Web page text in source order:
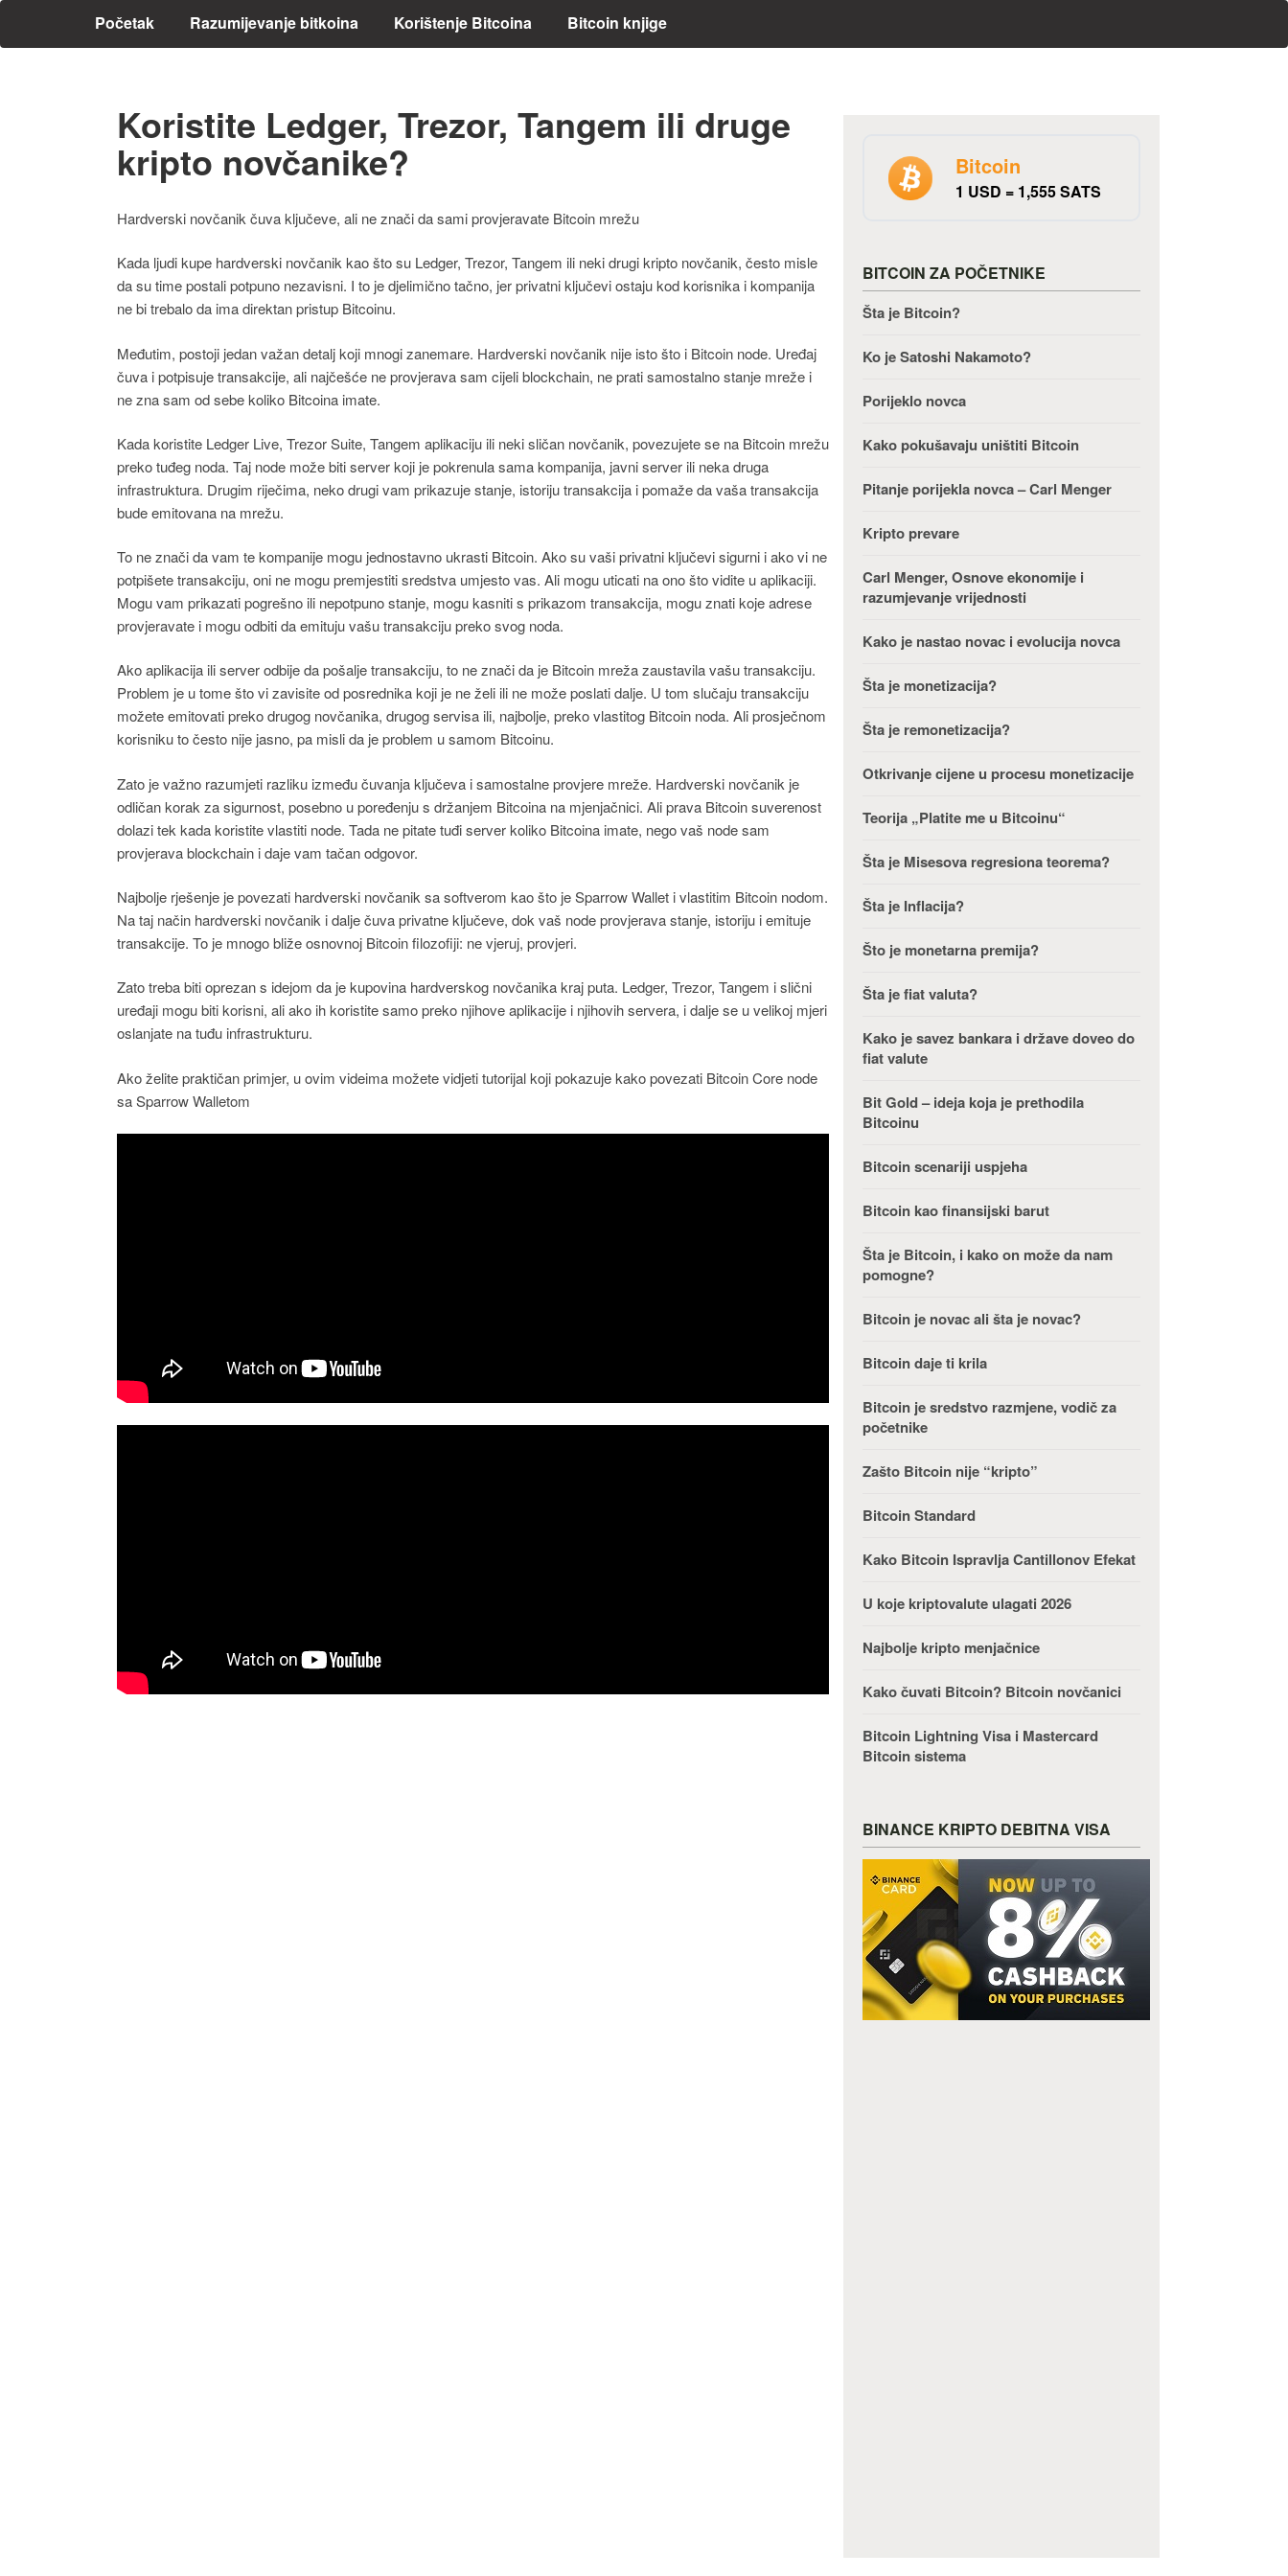
Početak Razumijevanje bitkoina Korištenje Bitcoina Bitcoin knjige
Koristite Ledger, Trezor, Tangem ili druge
kripto novčanike?
Hardverski novčanik čuva ključeve, ali ne znači da sami provjeravate Bitcoin mrežu
Kada ljudi kupe hardverski novčanik kao što su Ledger, Trezor, Tangem ili neki drugi kripto novčanik, često misle
da su time postali potpuno nezavisni. I to je djelimično tačno, jer privatni ključevi ostaju kod korisnika i kompanija
ne bi trebalo da ima direktan pristup Bitcoinu.
Međutim, postoji jedan važan detalj koji mnogi zanemare. Hardverski novčanik nije isto što i Bitcoin node. Uređaj
čuva i potpisuje transakcije, ali najčešće ne provjerava sam cijeli blockchain, ne prati samostalno stanje mreže i
ne zna sam od sebe koliko Bitcoina imate.
Kada koristite Ledger Live, Trezor Suite, Tangem aplikaciju ili neki sličan novčanik, povezujete se na Bitcoin mrežu
preko tuđeg noda. Taj node može biti server koji je pokrenula sama kompanija, javni server ili neka druga
infrastruktura. Drugim riječima, neko drugi vam prikazuje stanje, istoriju transakcija i pomaže da vaša transakcija
bude emitovana na mrežu.
To ne znači da vam te kompanije mogu jednostavno ukrasti Bitcoin. Ako su vaši privatni ključevi sigurni i ako vi ne
potpišete transakciju, oni ne mogu premjestiti sredstva umjesto vas. Ali mogu uticati na ono što vidite u aplikaciji.
Mogu vam prikazati pogrešno ili nepotpuno stanje, mogu kasniti s prikazom transakcija, mogu znati koje adrese
provjeravate i mogu odbiti da emituju vašu transakciju preko svog noda.
Ako aplikacija ili server odbije da pošalje transakciju, to ne znači da je Bitcoin mreža zaustavila vašu transakciju.
Problem je u tome što vi zavisite od posrednika koji je ne želi ili ne može poslati dalje. U tom slučaju transakciju
možete emitovati preko drugog novčanika, drugog servisa ili, najbolje, preko vlastitog Bitcoin noda. Ali prosječnom
korisniku to često nije jasno, pa misli da je problem u samom Bitcoinu.
Zato je važno razumjeti razliku između čuvanja ključeva i samostalne provjere mreže. Hardverski novčanik je
odličan korak za sigurnost, posebno u poređenju s držanjem Bitcoina na mjenjačnici. Ali prava Bitcoin suverenost
dolazi tek kada koristite vlastiti node. Tada ne pitate tuđi server koliko Bitcoina imate, nego vaš node sam
provjerava blockchain i daje vam tačan odgovor.
Najbolje rješenje je povezati hardverski novčanik sa softverom kao što je Sparrow Wallet i vlastitim Bitcoin nodom.
Na taj način hardverski novčanik i dalje čuva privatne ključeve, dok vaš node provjerava stanje, istoriju i emituje
transakcije. To je mnogo bliže osnovnoj Bitcoin filozofiji: ne vjeruj, provjeri.
Zato treba biti oprezan s idejom da je kupovina hardverskog novčanika kraj puta. Ledger, Trezor, Tangem i slični
uređaji mogu biti korisni, ali ako ih koristite samo preko njihove aplikacije i njihovih servera, i dalje se u velikoj mjeri
oslanjate na tuđu infrastrukturu.
Ako želite praktičan primjer, u ovim videima možete vidjeti tutorijal koji pokazuje kako povezati Bitcoin Core node
sa Sparrow Walletom
Bitcoin
1 USD = 1,555 SATS
BITCOIN ZA POČETNIKE
Šta je Bitcoin?
Ko je Satoshi Nakamoto?
Porijeklo novca
Kako pokušavaju uništiti Bitcoin
Pitanje porijekla novca – Carl Menger
Kripto prevare
Carl Menger, Osnove ekonomije i
razumjevanje vrijednosti
Kako je nastao novac i evolucija novca
Šta je monetizacija?
Šta je remonetizacija?
Otkrivanje cijene u procesu monetizacije
Teorija „Platite me u Bitcoinu“
Šta je Misesova regresiona teorema?
Šta je Inflacija?
Što je monetarna premija?
Šta je fiat valuta?
Kako je savez bankara i države doveo do
fiat valute
Bit Gold – ideja koja je prethodila
Bitcoinu
Bitcoin scenariji uspjeha
Bitcoin kao finansijski barut
Šta je Bitcoin, i kako on može da nam
pomogne?
Bitcoin je novac ali šta je novac?
Bitcoin daje ti krila
Bitcoin je sredstvo razmjene, vodič za
početnike
Zašto Bitcoin nije “kripto”
Bitcoin Standard
Kako Bitcoin Ispravlja Cantillonov Efekat
U koje kriptovalute ulagati 2026
Najbolje kripto menjačnice
Kako čuvati Bitcoin? Bitcoin novčanici
Bitcoin Lightning Visa i Mastercard
Bitcoin sistema
BINANCE KRIPTO DEBITNA VISA